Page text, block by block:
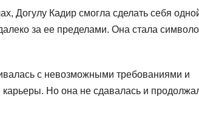
Догулу Кадир смогла сделать себя
за ее пределами. Она стала
с невозможными требованиями и
Но она не сдавалась и